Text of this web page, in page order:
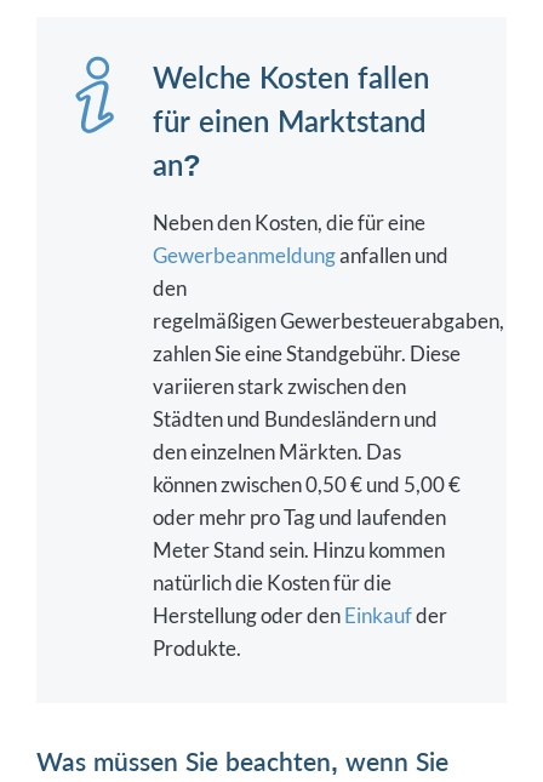
Welche Kosten fallen
für einen Marktstand
an?
Neben den Kosten, die für eine
Gewerbeanmeldunganfallen und
den
regelmäßigen Gewerbesteuerabgaben,
zahlen Sie eine Standgebühr. Diese
variieren stark zwischen den
Städten und Bundesländern und
den einzelnen Märkten. Das
können zwischen 0,50 € und 5,00 €
oder mehr pro Tag und laufenden
Meter Stand sein. Hinzu kommen
natürlich die Kosten für die
Herstellung oder denEinkaufder
Produkte.
Was müssen Sie beachten, wenn Sie